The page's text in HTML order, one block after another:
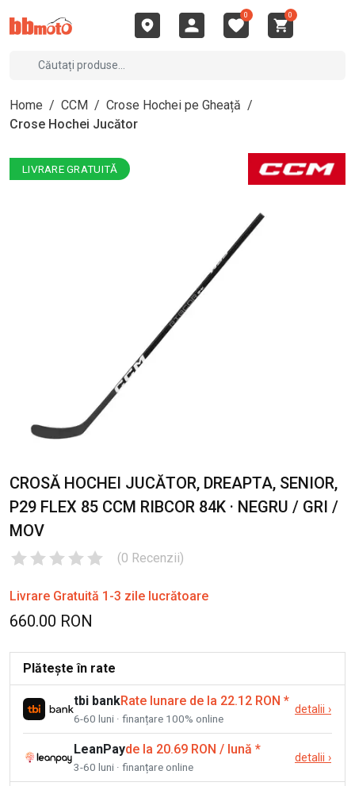
0 0
Home / CCM / Crose Hochei pe Gheață /
Crose Hochei Jucător
LIVRARE GRATUITĂ
CROSĂ HOCHEI JUCĂTOR, DREAPTA, SENIOR,
P29 FLEX 85 CCM RIBCOR 84K · NEGRU / GRI /
MOV
(0 Recenzii)
Livrare Gratuită 1-3 zile lucrătoare
660.00 RON
Plătește în rate
tbi bankRate lunare de la 22.12 RON *
6-60 luni · finanțare 100% online
detalii ›
LeanPayde la 20.69 RON / lună *
3-60 luni · finanțare online
detalii ›